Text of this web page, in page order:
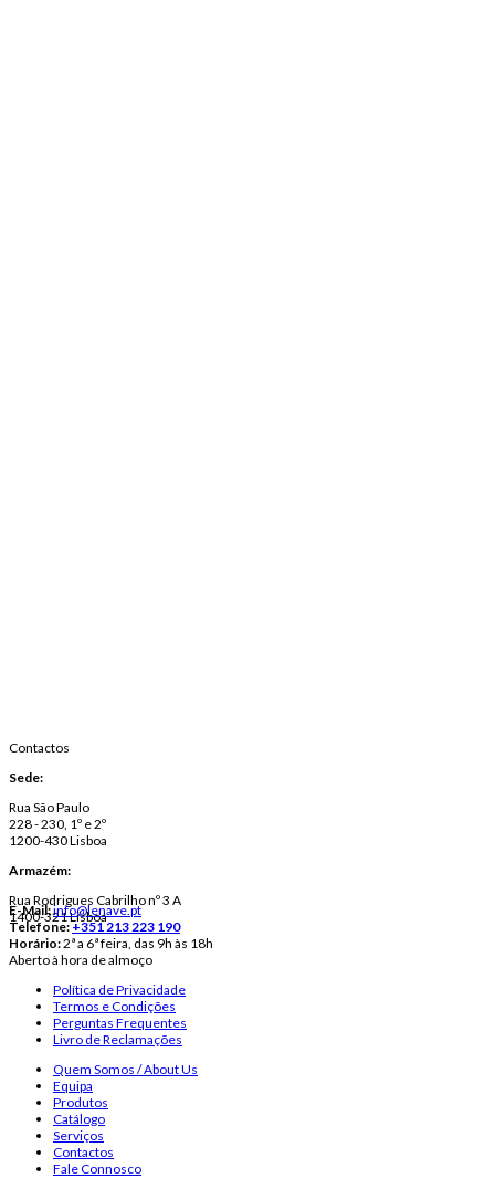
Contactos
Sede:
Rua São Paulo
228 - 230, 1º e 2º
1200-430 Lisboa
Armazém:
Rua Rodrigues Cabrilho nº 3 A
1400-321 Lisboa
E-Mail:info@lenave.pt
Telefone:+351 213 223 190
Horário:2ª a 6ª feira, das 9h às 18h
Aberto à hora de almoço
Política de Privacidade
Termos e Condições
Perguntas Frequentes
Livro de Reclamações
Quem Somos / About Us
Equipa
Produtos
Catálogo
Serviços
Contactos
Fale Connosco